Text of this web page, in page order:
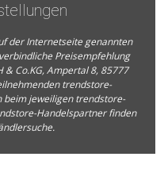
der Internetseite genannten
Preisempfehlung
Co.KG, Ampertal 8, 85777
trendstore-
beim jeweiligen trendstore-
Handelspartner finden
.